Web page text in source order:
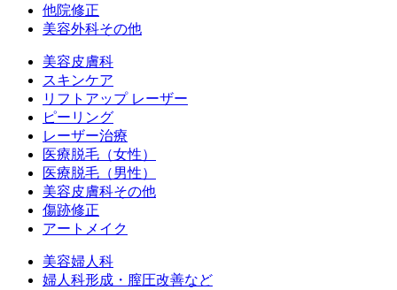
他院修正
美容外科その他
美容皮膚科
スキンケア
リフトアップ レーザー
ピーリング
レーザー治療
医療脱毛（女性）
医療脱毛（男性）
美容皮膚科その他
傷跡修正
アートメイク
美容婦人科
婦人科形成・膣圧改善など